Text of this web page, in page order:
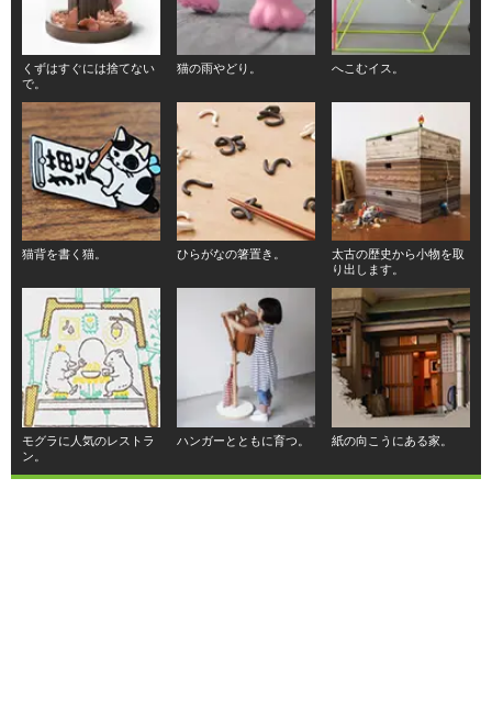
くずはすぐには捨てない
で。
猫の雨やどり。 へこむイス。
猫背を書く猫。 ひらがなの箸置き。
太古の歴史から小物を取
り出します。
モグラに人気のレストラ
ン。
ハンガーとともに育つ。 紙の向こうにある家。